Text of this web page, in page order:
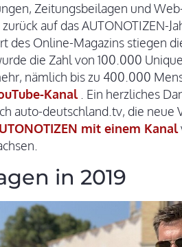
Zeitungsbeilagen und
auf das AUTONOTIZEN-
des Online-Magazins stiegen
die Zahl von 100.000
nämlich bis zu 400.000
Kanal
. Ein herzliches
auto-deutschland.tv, die neue
mit einem Kanal
in 2019